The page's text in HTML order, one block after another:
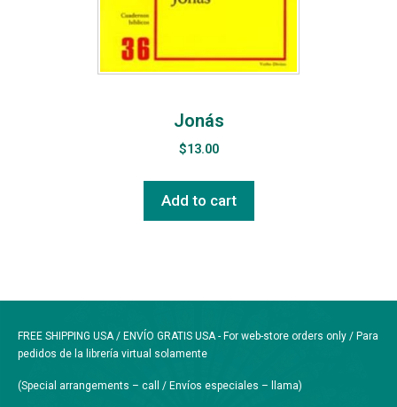
Jonás
$13.00
Add to cart
FREE SHIPPING USA / ENVÍO GRATIS USA - For web-store orders only / Para
pedidos de la librería virtual solamente
(Special arrangements – call / Envíos especiales – llama)